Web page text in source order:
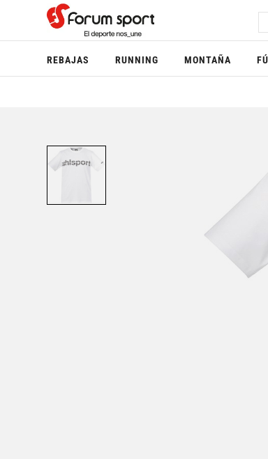
REBAJAS RUNNING MONTAÑA